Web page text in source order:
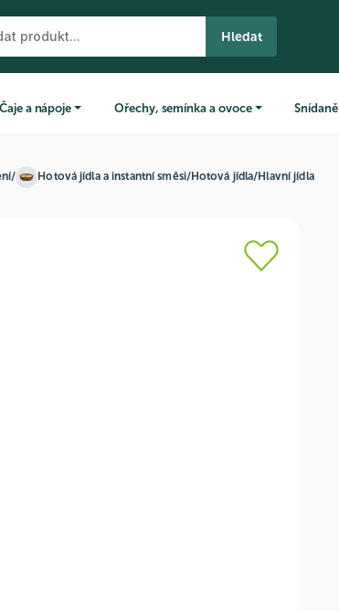
Hledat
Čaje a nápoje Ořechy, semínka a ovoce Snídaně
/ Hotová jídla a instantní směsi/Hotová jídla/Hlavní jídla